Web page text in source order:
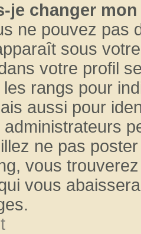
je changer
ne pouvez pas
sous
votre profil
rangs pour
aussi pour
ne pas
vous
vous